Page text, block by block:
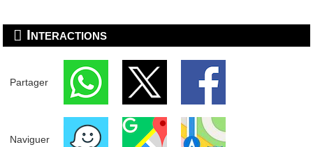
Interactions
Partager
Naviguer